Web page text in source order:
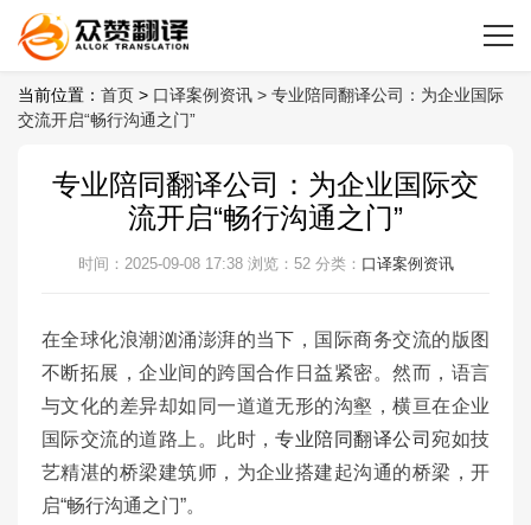
当前位置： 首页 > 口译案例资讯 > 专业陪同翻译公司：为企业国际
交流开启“畅行沟通之门”
专业陪同翻译公司：为企业国际交
流开启“畅行沟通之门”
时间：2025-09-08 17:38浏览：52 分类： 口译案例资讯
在全球化浪潮汹涌澎湃的当下，国际商务交流的版图
不断拓展，企业间的跨国合作日益紧密。然而，语言
与文化的差异却如同一道道无形的沟壑，横亘在企业
国际交流的道路上。此时，专业陪同翻译公司宛如技
艺精湛的桥梁建筑师，为企业搭建起沟通的桥梁，开
启“畅行沟通之门”。